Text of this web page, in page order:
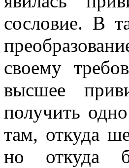
сословие. В
своему
высшее
получить
там, откуда
но откуда